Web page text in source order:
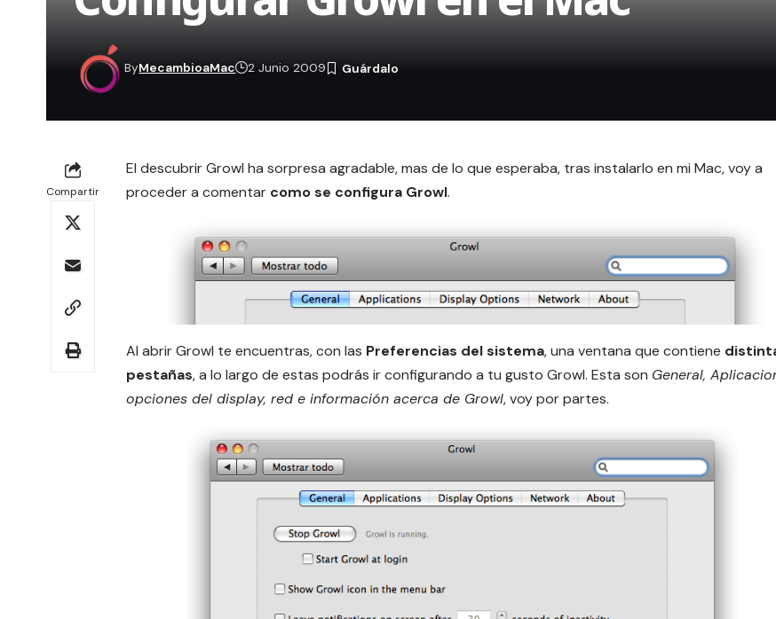
ByMecambioaMac 2 Junio 2009
Compartir
El descubrir Growl ha sorpresa agradable, mas de lo que esperaba, tras instalarlo en mi Mac, voy a
proceder a comentar como se configura Growl.
Al abrir Growl te encuentras, con las Preferencias del sistema, una ventana que contiene
pestañas, a lo largo de estas podrás ir configurando a tu gusto Growl. Esta son General,
opciones del display, red e información acerca de Growl, voy por partes.